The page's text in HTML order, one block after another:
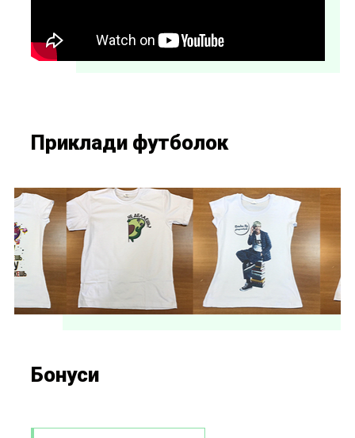
Приклади футболок
Бонуси